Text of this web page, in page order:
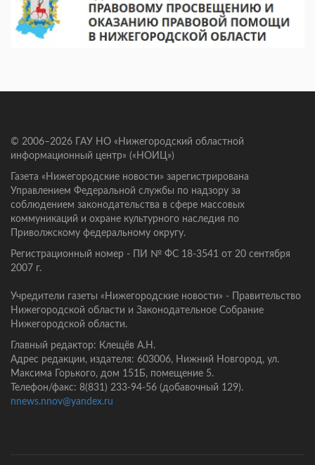
© 2006–2026 ГАУ НО «Нижегородский областной
информационный центр» («НОИЦ»)
Газета «Нижегородские новости» зарегистрирована
Управлением Федеральной службы по надзору за
соблюдением законодательства в сфере массовых
коммуникаций и охране культурного наследия по
Приволжскому федеральному округу.
Регистрационный номер - ПИ № ФС 18-3541 от 20 сентября
2007 г.
Учредители газеты «Нижегородские новости» - Правительство
Нижегородской области и Законодательное Собрание
Нижегородской области.
Главный редактор: Клещёв А.Н.
Адрес редакции, издателя: 603006, Нижний Новгород, ул.
Максима Горького, дом 151Б, помещение 5.
Телефон/факс: 8(831) 233-94-56 (добавочный 129).
nnews.nnov@yandex.ru